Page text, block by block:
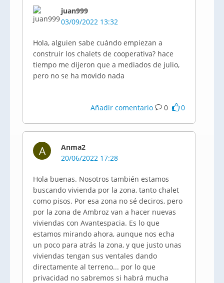
juan999
03/09/2022 13:32
Hola, alguien sabe cuándo empiezan a
construir los chalets de cooperativa? hace
tiempo me dijeron que a mediados de julio,
pero no se ha movido nada
Añadir comentario 0 0
A
Anma2
20/06/2022 17:28
Hola buenas. Nosotros también estamos
buscando vivienda por la zona, tanto chalet
como pisos. Por esa zona no sé deciros, pero
por la zona de Ambroz van a hacer nuevas
viviendas con Avantespacia. Es lo que
estamos mirando ahora, aunque nos echa
un poco para atrás la zona, y que justo unas
viviendas tengan sus ventales dando
directamente al terreno... por lo que
privacidad no sabremos si habrá mucha